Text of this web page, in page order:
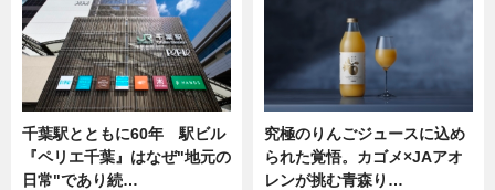
千葉駅とともに60年 駅ビル
『ペリエ千葉』はなぜ"地元の
日常"であり続…
究極のりんごジュースに込め
られた覚悟。カゴメ×JAアオ
レンが挑む青森り…